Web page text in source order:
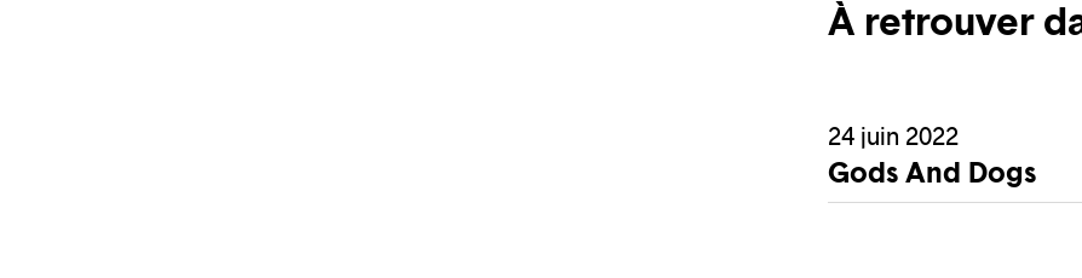
À retrouver
24 juin 2022
Gods And Dogs